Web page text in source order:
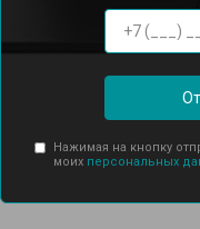
Нажимая на кнопку
моих персональных